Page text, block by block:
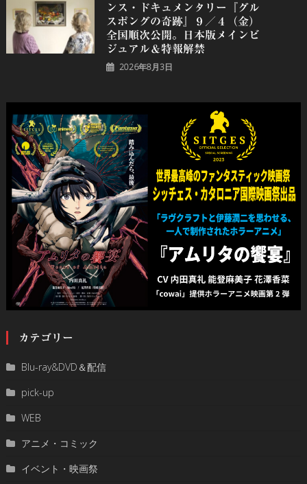
ンス・ドキュメンタリー『グル
スポングの奇跡』９／４（金）
全国順次公開。日本版メインビ
ジュアル＆特報解禁
2026年8月3日
カテゴリー
Blu-ray&DVD＆配信
pick-up
WEB
アニメ・コミック
イベント・映画祭